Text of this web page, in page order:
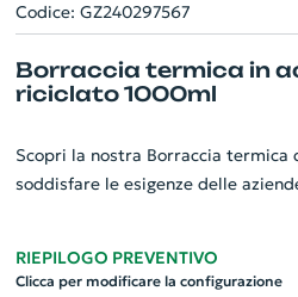
Codice: GZ240297567
Borraccia termica in
riciclato 1000ml
Scopri la nostra Borraccia termica
soddisfare le esigenze delle
quotidiano utile ed elegante, è
RIEPILOGO PREVENTIVO
Clicca per modificare la configurazione